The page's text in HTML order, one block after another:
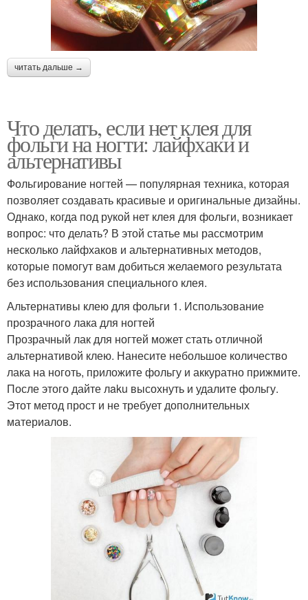
читать дальше →
Что делать, если нет клея для
фольги на ногти: лайфхаки и
альтернативы
Фольгирование ногтей — популярная техника, которая
позволяет создавать красивые и оригинальные дизайны.
Однако, когда под рукой нет клея для фольги, возникает
вопрос: что делать? В этой статье мы рассмотрим
несколько лайфхаков и альтернативных методов,
которые помогут вам добиться желаемого результата
без использования специального клея.
Альтернативы клею для фольги 1. Использование
прозрачного лака для ногтей
Прозрачный лак для ногтей может стать отличной
альтернативой клею. Нанесите небольшое количество
лака на ноготь, приложите фольгу и аккуратно прижмите.
После этого дайте лaku высохнуть и удалите фольгу.
Этот метод прост и не требует дополнительных
материалов.